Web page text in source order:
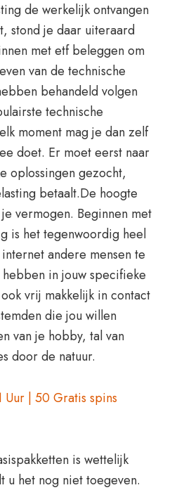
de werkelijk ontvangen
stond je daar uiteraard
met etf beleggen om
van de technische
behandeld volgen
technische
moment mag je dan zelf
doet. Er moet eerst naar
oplossingen gezocht,
betaalt.De hoogte
vermogen. Beginnen met
is het tegenwoordig heel
andere mensen te
in jouw specifieke
vrij makkelijk in contact
die jou willen
van je hobby, tal van
door de natuur.
Uur | 50 Gratis spins
is wettelijk
u het nog niet toegeven.